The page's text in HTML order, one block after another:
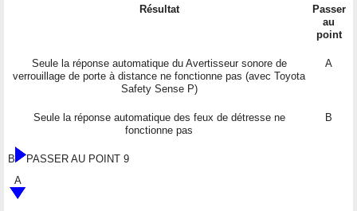
Résultat
Passer
au
point
Seule la réponse automatique du Avertisseur sonore de
verrouillage de porte à distance ne fonctionne pas (avec Toyota
Safety Sense P)
A
Seule la réponse automatique des feux de détresse ne
fonctionne pas
B
B
PASSER AU POINT 9
A